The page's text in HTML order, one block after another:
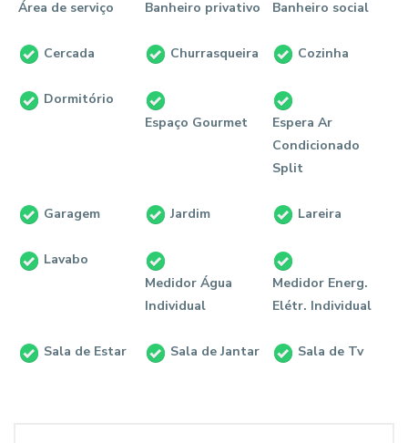
Área de serviço Banheiro privativo Banheiro social
Cercada Churrasqueira Cozinha
Dormitório
Espaço Gourmet
Espera Ar
Condicionado
Split
Garagem Jardim Lareira
Lavabo
Medidor Água
Individual
Medidor Energ.
Elétr. Individual
Sala de Estar Sala de Jantar Sala de Tv